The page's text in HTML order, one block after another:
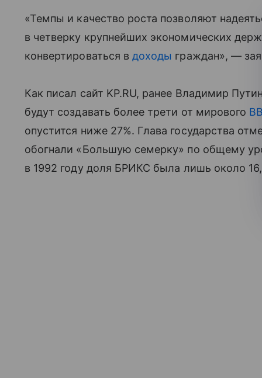
«Темпы и качество роста позволяют
в четверку крупнейших экономических
конвертироваться вдоходы граждан», —
Как писал сайт KP.RU, ранее Владимир
будут создавать более трети от мирового
опустится ниже 27%. Глава государства
обогнали «Большую семерку» по общему
в 1992 году доля БРИКС была лишь около